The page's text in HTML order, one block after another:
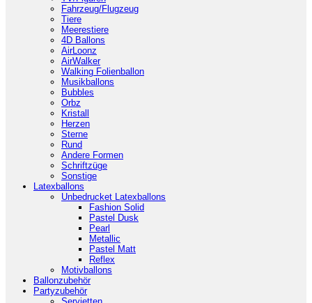
Fahrzeug/Flugzeug
Tiere
Meerestiere
4D Ballons
AirLoonz
AirWalker
Walking Folienballon
Musikballons
Bubbles
Orbz
Kristall
Herzen
Sterne
Rund
Andere Formen
Schriftzüge
Sonstige
Latexballons
Unbedrucket Latexballons
Fashion Solid
Pastel Dusk
Pearl
Metallic
Pastel Matt
Reflex
Motivballons
Ballonzubehör
Partyzubehör